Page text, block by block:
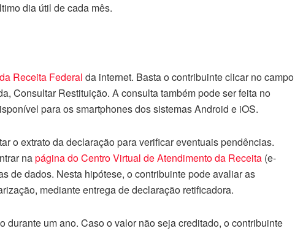
dia útil de cada mês.
Receita Federal da internet. Basta o contribuinte clicar no campo
Consultar Restituição. A consulta também pode ser feita no
para os smartphones dos sistemas Android e iOS.
o extrato da declaração para verificar eventuais pendências.
napágina do Centro Virtual de Atendimento da Receita (e-
de dados. Nesta hipótese, o contribuinte pode avaliar as
mediante entrega de declaração retificadora.
durante um ano. Caso o valor não seja creditado, o contribuinte